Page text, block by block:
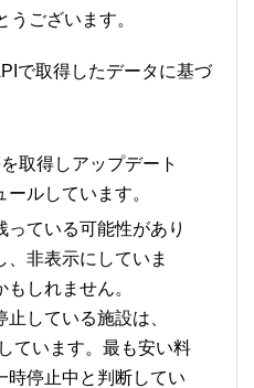
ございます。
で取得したデータに基づ
取得しアップデート
ルしています。
ている可能性があり
、非表示にしていま
しれません。
している施設は、
ています。最も安い料
時停止中と判断してい